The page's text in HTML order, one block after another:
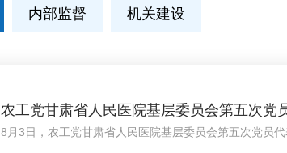
内部监督 机关建设
农工党甘肃省人民医院基层委员会第五次党
8月3日，农工党甘肃省人民医院基层委员会第五次党员